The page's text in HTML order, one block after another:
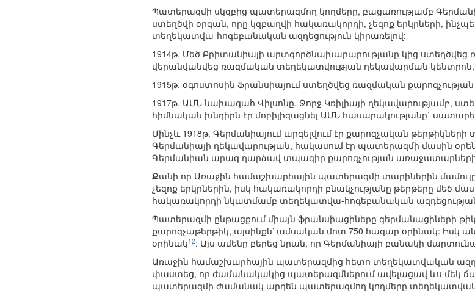
Պատերազմի սկզբից պատերազմող կողմերը, բացառությամբ
ստեղծվի օրգան, որը կզբաղվի հակառակորդի, չեզոք երկրների,
տեղեկատվա-հոգեբանական ազդեցություն կիրառելով:
1914թ. Մեծ Բրիտանիայի արտգործնախարարությանը կից ստեղծվեց
վերանվանվեց ռազմական տեղեկատվության ղեկավարման
1915թ. օգոստոսին Ֆրանսիայում ստեղծվեց ռազմական քարոզչության
1917թ. ԱՄՆ նախագահ Վիլսոնը, Ջորջ Կռիլիայի ղեկավարությամբ,
հիմնական խնդիրն էր մոբիլիզացնել ԱՄՆ հասարակությանը`
Մինչև 1918թ. Գերմանիայում արգելվում էր քարոզչական
Գերմանիայի ղեկավարության, հակասում էր պատերազմի մասին
Գերմանիան արագ դարձավ տպագիր քարոզչության
Քանի որ Առաջին համաշխարհային պատերազմի տարիներին
չեզոք երկրներին, իսկ հակառակորդի բնակչությանը թերթերը մեծ
հակառակորդի նկատմամբ տեղեկատվա-հոգեբանական
Պատերազմի ընթացքում միայն ֆրանսիացիները գերմանացիների
քարոզչաթերթիկ, այսինքն՝ ամսական մոտ 750 հազար օրինակ: Իսկ
օրինակ12: Այս ամենը բերեց նրան, որ Գերմանիայի բանակի
Առաջին համաշխարհային պատերազմից հետո տեղեկատվական
փաստեց, որ ժամանակակից պատերազմներում ավելացավ ևս մեկ
պատերազմի ժամանակ արդեն պատերազմող կողմերը